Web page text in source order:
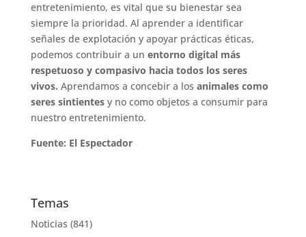
entretenimiento, es vital que su bienestar sea
siempre la prioridad. Al aprender a identificar
señales de explotación y apoyar prácticas éticas,
podemos contribuir a un entorno digital más
respetuoso y compasivo hacia todos los seres
vivos. Aprendamos a concebir a los animales como
seres sintientesy no como objetos a consumir para
nuestro entretenimiento.
Fuente: El Espectador
Temas
Noticias (841)